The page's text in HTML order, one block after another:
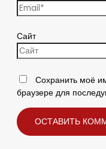
Сайт
Сохранить моё
браузере для